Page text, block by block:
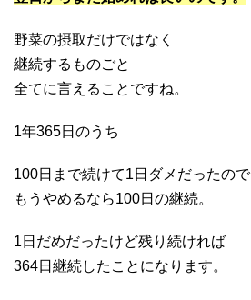
野菜の摂取だけではなく
継続するものごと
全てに言えることですね。
1年365日のうち
100日まで続けて1日ダメだったので
もうやめるなら100日の継続。
1日だめだったけど残り続ければ
364日継続したことになります。